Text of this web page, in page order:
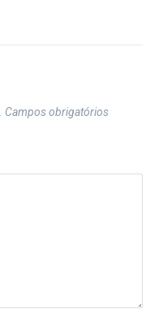
Campos obrigatórios